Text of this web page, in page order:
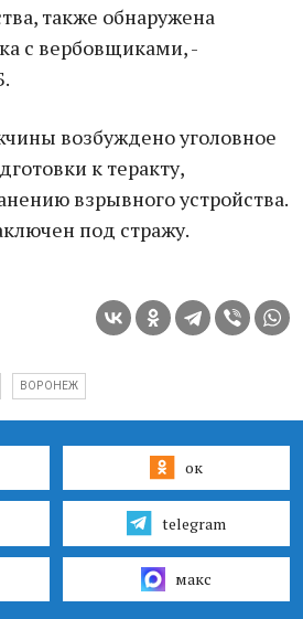
также обнаружена
с вербовщиками, -
возбуждено уголовное
к теракту,
взрывного устройства.
под стражу.
ВОРОНЕЖ
ок
telegram
макс